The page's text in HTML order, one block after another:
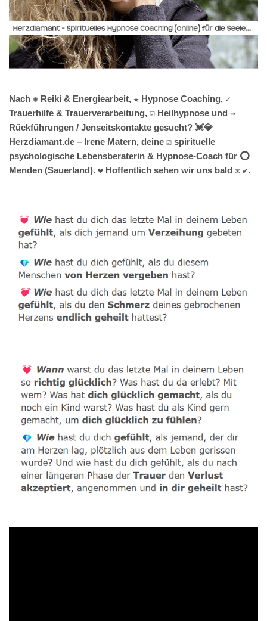
Nach ✺ Reiki & Energiearbeit, ★ Hypnose Coaching, ✓
Trauerhilfe & Trauerverarbeitung, ☑️ Heilhypnose und ⇒
Rückführungen / Jenseitskontakte gesucht? 💓️💎
Herzdiamant.de – Irene Matern, deine ☑️ spirituelle
psychologische Lebensberaterin & Hypnose-Coach für ⭕
Menden (Sauerland). ❤ Hoffentlich sehen wir uns bald ✉ ✔.